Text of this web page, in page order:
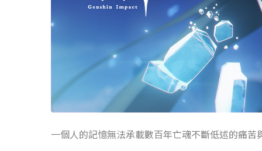
一個人的記憶無法承載數百年亡魂不斷低述的痛苦